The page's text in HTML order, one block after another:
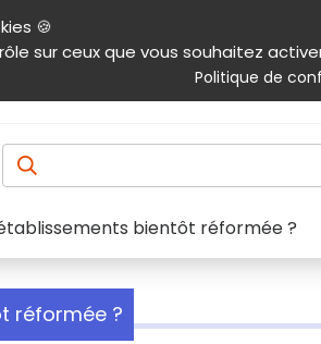
🍪
sur ceux que vous souhaitez
Politique de
Menu principal
Produits & services
bientôt réformée ?
réformée ?